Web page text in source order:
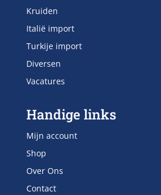
Kruiden
Italië import
Turkije import
Diversen
Vacatures
Handige links
Mijn account
Shop
Over Ons
Contact